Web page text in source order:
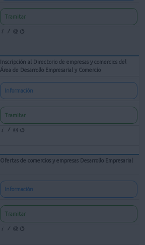
Tramitar
Inscripción al Directorio de empresas y comercios del
Área de Desarrollo Empresarial y Comercio
Información
Tramitar
Ofertas de comercios y empresas Desarrollo Empresarial
Información
Tramitar